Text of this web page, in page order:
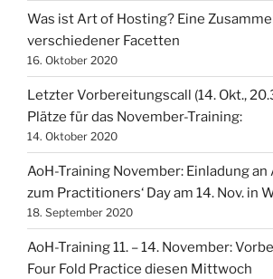
Was ist Art of Hosting? Eine
verschiedener Facetten
16. Oktober 2020
Letzter Vorbereitungscall (14. Okt.,
Plätze für das November-Training:
14. Oktober 2020
AoH-Training November: Einladung
zum Practitioners‘ Day am 14. Nov. in
18. September 2020
AoH-Training 11. – 14. November:
Four Fold Practice diesen Mittwoch